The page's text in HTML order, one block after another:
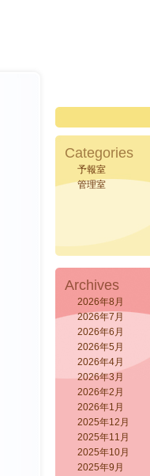
Categories
予報室
管理室
Archives
2026年8月
2026年7月
2026年6月
2026年5月
2026年4月
2026年3月
2026年2月
2026年1月
2025年12月
2025年11月
2025年10月
2025年9月